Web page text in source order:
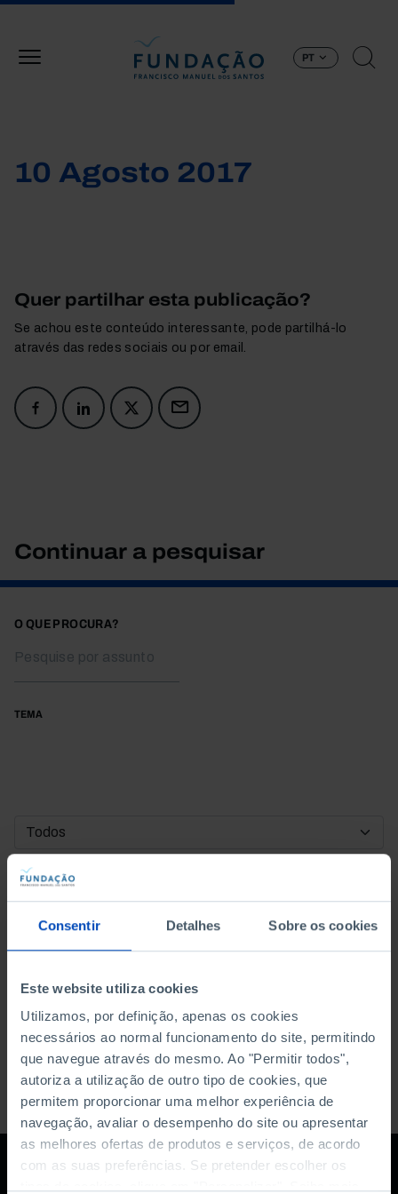
Consentir Detalhes Sobre os cookies
Este website utiliza cookies
Utilizamos, por definição, apenas os cookies
necessários ao normal funcionamento do site, permitindo
que navegue através do mesmo. Ao "Permitir todos",
autoriza a utilização de outro tipo de cookies, que
permitem proporcionar uma melhor experiência de
navegação, avaliar o desempenho do site ou apresentar
as melhores ofertas de produtos e serviços, de acordo
com as suas preferências. Se pretender escolher os
PT
10 Agosto 2017
Quer partilhar esta publicação?
Se achou este conteúdo interessante, pode partilhá-lo
através das redes sociais ou por email.
Continuar a pesquisar
O QUE PROCURA?
TEMA
DATA DE INÍCIO
DATA DE FIM